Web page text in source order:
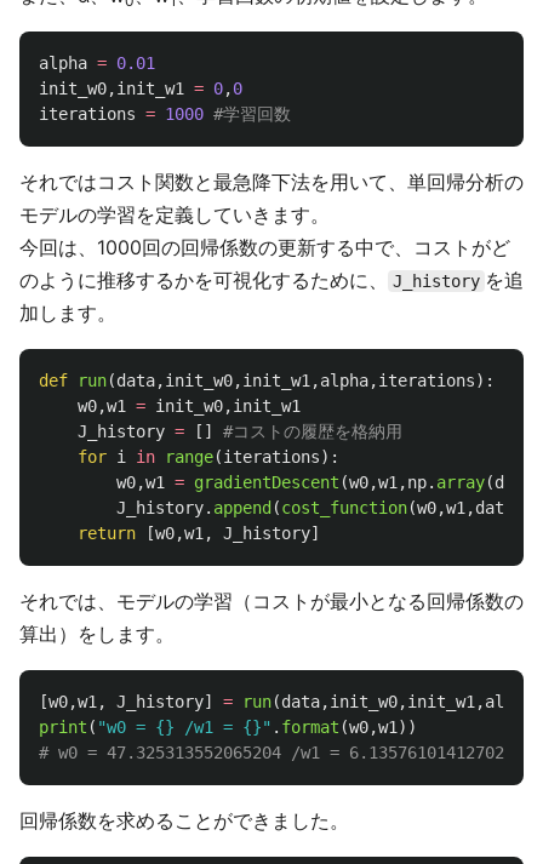
alpha = 0.01
init_w0,init_w1 = 0,0
iterations = 1000
それではコスト関数と最急降下法を用いて、単回帰分析の
モデルの学習を定義していきます。
今回は、1000回の回帰係数の更新する中で、コストがど
のように推移するかを可視化するために、
J_history を追
加します。
def run(data,init_w0,init_w1 ,alpha,iterations):
w0,w1 = init_w0,init_w1
J_history = []
for i in range(iterations):
w0,w1 = gradientDescent (w0,w1 ,np. array(data
J_history. append (cost_function(w0,w1 ,data
return
[w0,w1 , J_history]
それでは、モデルの学習（コストが最小となる回帰係数の
算出）をします。
[w0,w1 , J_history] = run(data,init_w0,init_w1 ,alpha
print ( "w0 = {} /w1 = {}" . format (w0,w1 ))
回帰係数を求めることができました。